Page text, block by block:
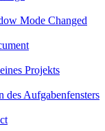
Mode Changed
Projekts
des Aufgabenfensters